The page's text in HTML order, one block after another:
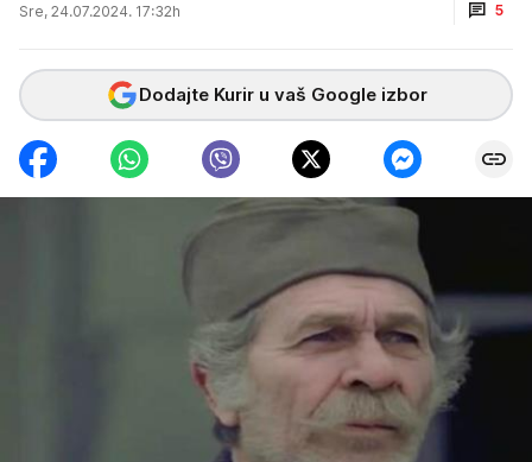
Sre, 24.07.2024. 17:32h 5
Dodajte Kurir u vaš Google izbor